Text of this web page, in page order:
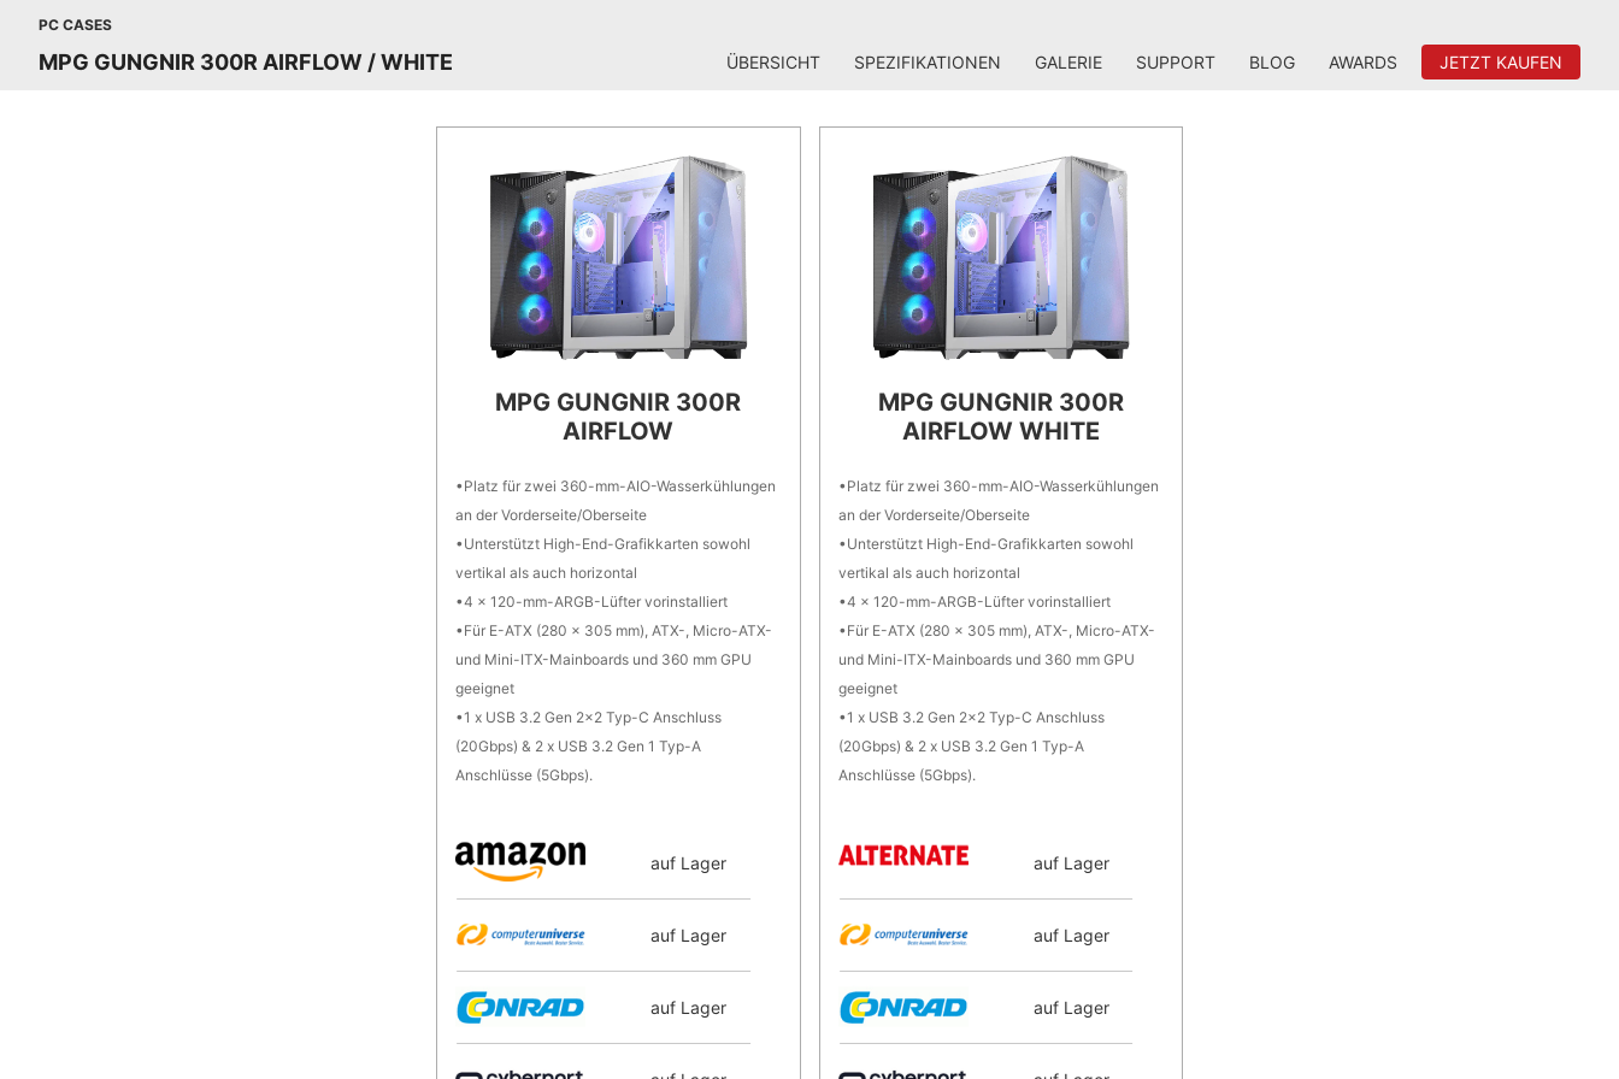
PC CASES
MPG GUNGNIR 300R AIRFLOW / WHITE ÜBERSICHT SPEZIFIKATIONEN GALERIE SUPPORT BLOG AWARDS JETZT KAUFEN
MPG GUNGNIR 300R
AIRFLOW
Platz für zwei 360-mm-AIO-Wasserkühlungen
an der Vorderseite/Oberseite
Unterstützt High-End-Grafikkarten sowohl
vertikal als auch horizontal
4 x 120-mm-ARGB-Lüfter vorinstalliert
Für E-ATX (280 x 305 mm), ATX-, Micro-ATX-
und Mini-ITX-Mainboards und 360 mm GPU
geeignet
1 x USB 3.2 Gen 2x2 Typ-C Anschluss
(20Gbps) & 2 x USB 3.2 Gen 1 Typ-A
Anschlüsse (5Gbps).
auf Lager
auf Lager
auf Lager
MPG GUNGNIR 300R
AIRFLOW WHITE
Platz für zwei 360-mm-AIO-Wasserkühlungen
an der Vorderseite/Oberseite
Unterstützt High-End-Grafikkarten sowohl
vertikal als auch horizontal
4 x 120-mm-ARGB-Lüfter vorinstalliert
Für E-ATX (280 x 305 mm), ATX-, Micro-ATX-
und Mini-ITX-Mainboards und 360 mm GPU
geeignet
1 x USB 3.2 Gen 2x2 Typ-C Anschluss
(20Gbps) & 2 x USB 3.2 Gen 1 Typ-A
Anschlüsse (5Gbps).
auf Lager
auf Lager
auf Lager